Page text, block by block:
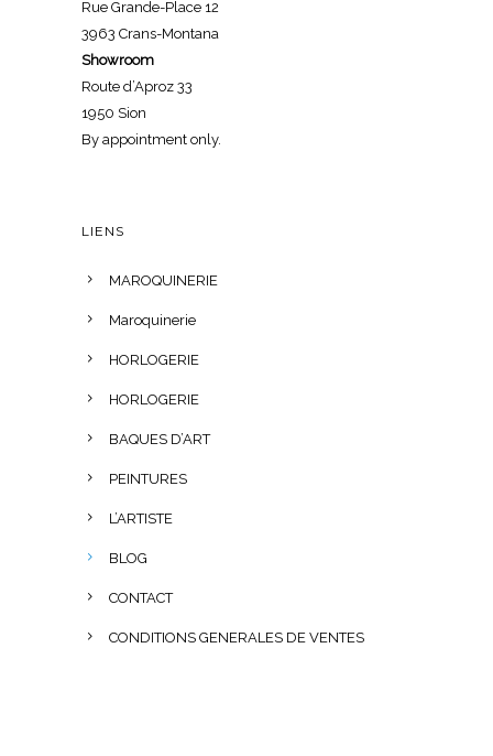
Rue Grande-Place 12
3963 Crans-Montana
Showroom
Route d’Aproz 33
1950 Sion
By appointment only.
LIENS
MAROQUINERIE
Maroquinerie
HORLOGERIE
HORLOGERIE
BAQUES D’ART
PEINTURES
L’ARTISTE
BLOG
CONTACT
CONDITIONS GENERALES DE VENTES